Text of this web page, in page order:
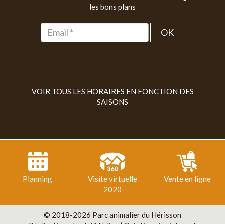
les bons plans
OK
VOIR TOUS LES HORAIRES EN FONCTION DES
SAISONS
Planning
Visite virtuelle
2020
Vente en ligne
© 2018-2026 Parc animalier du Hérisson